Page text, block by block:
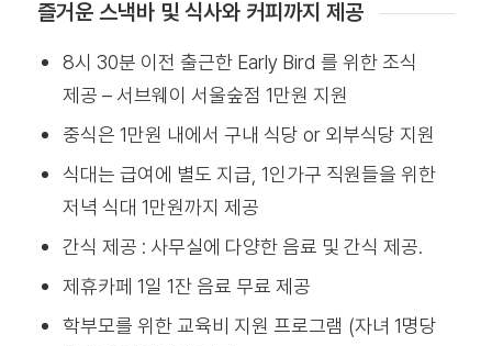
즐거운 스낵바 및 식사와 커피까지 제공
8시 30분 이전 출근한 Early Bird 를 위한 조식
제공 – 서브웨이 서울숲점 1만원 지원
중식은 1만원 내에서 구내 식당 or 외부식당 지원
식대는 급여에 별도 지급, 1인가구 직원들을 위한
저녁 식대 1만원까지 제공
간식 제공 : 사무실에 다양한 음료 및 간식 제공.
제휴카페 1일 1잔 음료 무료 제공
학부모를 위한 교육비 지원 프로그램 (자녀 1명당